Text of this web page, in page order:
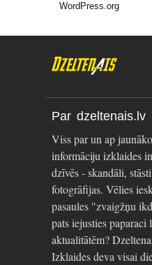
WordPress.org
Par dzeltenais.lv
Viss par un ap
informāciju izklaides
dzīvēs - skandāli,
fotogrāfijas. Vēlies
pasaules "zvaigžņu
pats iejusties
aktualitātēm?
Izklaides deva visai